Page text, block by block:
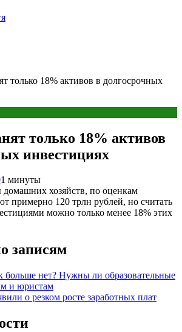
только 18% активов в долгосрочных
только 18% активов
инвестициях
1 минуты
хозяйств, по оценкам
примерно 120 трлн рублей, но считать
можно только менее 18% этих
записям
больше нет? Нужны ли образовательные
и юристам
о резком росте заработных плат